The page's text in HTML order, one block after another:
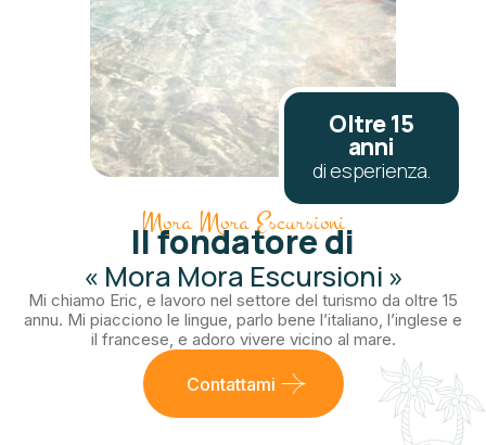
Oltre 15
anni
di esperienza.
Mora Mora Escursioni
Il fondatore di
« Mora Mora Escursioni »
Mi chiamo Eric, e lavoro nel settore del turismo da oltre 15
annu. Mi piacciono le lingue, parlo bene l’italiano, l’inglese e
il francese, e adoro vivere vicino al mare.
Contattami